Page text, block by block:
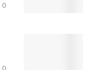
0
0